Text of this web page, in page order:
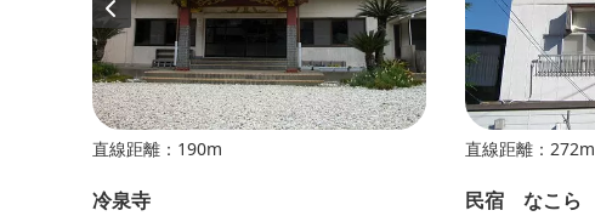
直線距離：190m
冷泉寺
直線距離：272m
民宿 なこら